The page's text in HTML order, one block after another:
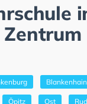
Blankenhain
Öpitz Ost